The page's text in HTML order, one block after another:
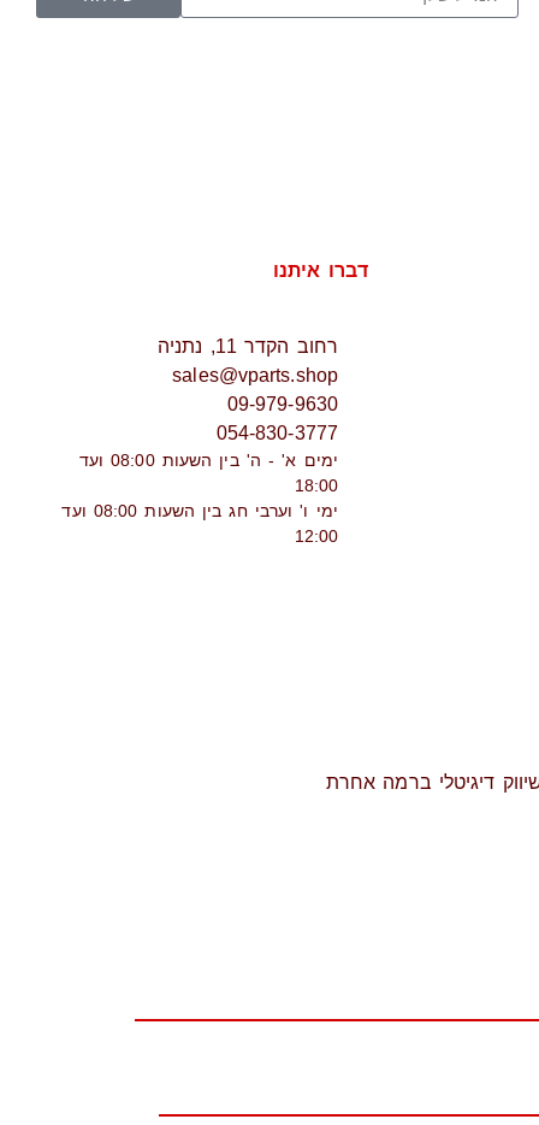
דברו איתנו
רחוב הקדר 11, נתניה
sales@vparts.shop
09-979-9630
054-830-3777
ימים א' - ה' בין השעות 08:00 ועד
18:00
ימי ו' וערבי חג בין השעות 08:00 ועד
12:00